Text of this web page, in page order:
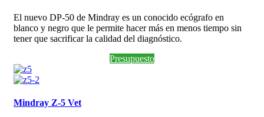
El nuevo DP-50 de Mindray es un conocido ecógrafo en
blanco y negro que le permite hacer más en menos tiempo sin
tener que sacrificar la calidad del diagnóstico.
Presupuesto
Mindray Z-5 Vet